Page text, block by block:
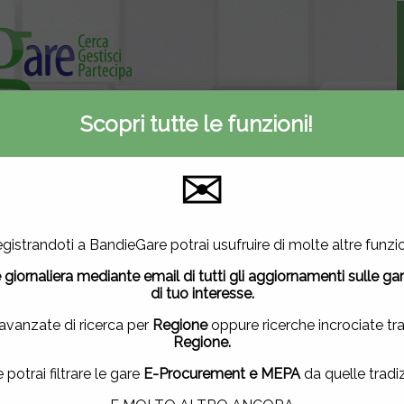
Informativa privacy
utilizza cookie di terze parti per migliorare la tua esperienza
vuoi saperne di piùclicca qui.
questa finestra, scorrendo questa pagina, cliccando su
la navigazione in altra maniera, acconsenti all'uso dei
NON ACCETTO
Scopri tutte le funzioni!
✉
a BandieGare potrai usufruire di molte altre
giornaliera mediante email di tutti gli aggiornamenti sulle
di tuo interesse.
di ricerca per Regioneoppure ricerche incrociate tra
Regione.
potrai filtrare le gare E-Procurement e MEPAda quelle
Contattaci
2923
Mercato elettronico
0
Nuove gare